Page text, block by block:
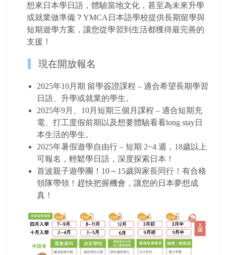
想來日本學日語，體驗當地文化，甚至為未來升學
或就業做準備？YMCA日本語學校提供長期留學與
短期遊學方案，讓您從學習到生活都獲得最完善的
支援！
現在開放報名
2025年10月期 留學簽證課程 – 適合希望長期學習
日語、升學或就業的學生。
2025年9月、10月短期三個月課程 – 適合短期充
電、打工度假前期以及想要體驗看看long stay日
本生活的學生。
2025年暑假遊學自由行 – 短期 2~4 週，18歲以上
可報名，輕鬆學日語，深度探索日本！
首波親子遊學團！10～15歲與家長同行！有合格
領隊帶領！趕快把握機會，讓您的日本夢想成
真！